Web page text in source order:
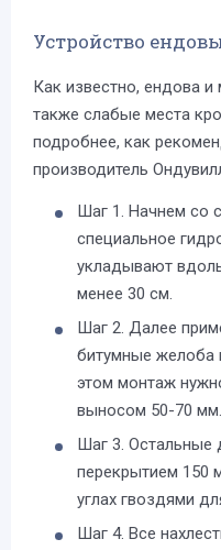
Устройство
Как известно, ендова
также слабые места
подробнее, как
производитель
Шаг 1. Начнем со
специальное
укладывают
менее 30 см.
Шаг 2. Далее
битумные желоба
этом монтаж
выносом 50-70 мм.
Шаг 3. Остальные
перекрытием 150
углах гвоздями
Шаг 4. Все